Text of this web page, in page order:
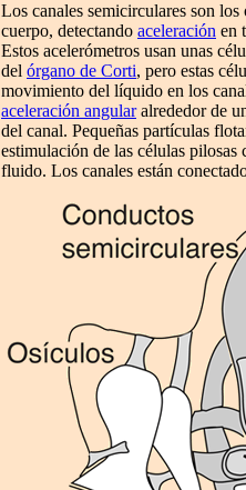
Los canales semicirculares son
cuerpo, detectando aceleración en
Estos acelerómetros usan unas
del órgano de Corti, pero estas
movimiento del líquido en los
aceleración angularalrededor de
del canal. Pequeñas partículas
estimulación de las células pilosas
fluido. Los canales están